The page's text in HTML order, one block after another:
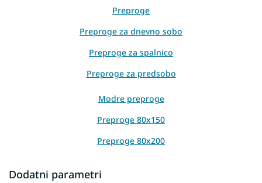
Preproge
Preproge za dnevno sobo
Preproge za spalnico
Preproge za predsobo
Modre preproge
Preproge 80x150
Preproge 80x200
Dodatni parametri